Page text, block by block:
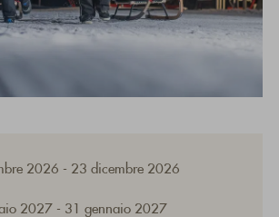
2026 - 23 dicembre 2026
2027 - 31 gennaio 2027